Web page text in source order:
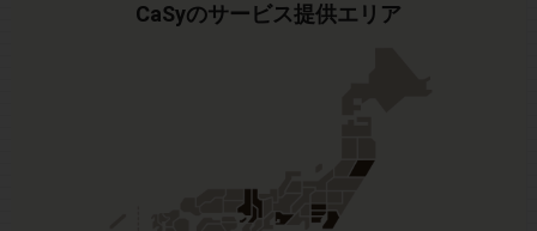
CaSyのサービス提供エリア